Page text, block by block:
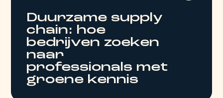
Duurzame supply
chain: hoe
bedrijven zoeken
naar
professionals met
groene kennis